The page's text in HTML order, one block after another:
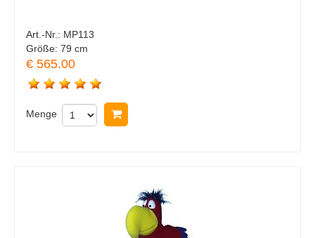
Art.-Nr.: MP113
Größe: 79 cm
€ 565.00
Menge